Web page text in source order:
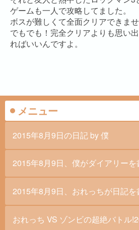
ゲームも一人で攻略してました。
ボスが難しくて全面クリアできま
でもでも！完全クリアよりも思い
ればいいんですよ。
メニュー
2015年8月9日の日記 by 僕
2015年8月9日、僕がダイアリー
2015年8月9日、おれっちが日記
おれっち VS ゾンビの超絶バトル